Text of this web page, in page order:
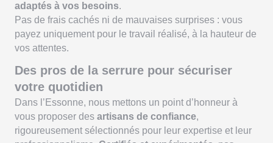
adaptés à vos besoins.
Pas de frais cachés ni de mauvaises surprises : vous
payez uniquement pour le travail réalisé, à la hauteur de
vos attentes.
Des pros de la serrure pour sécuriser
votre quotidien
Dans l’Essonne, nous mettons un point d’honneur à
vous proposer des artisans de confiance,
rigoureusement sélectionnés pour leur expertise et leur